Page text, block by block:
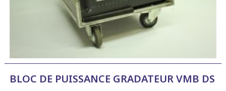
BLOC DE PUISSANCE GRADATEUR VMB DS